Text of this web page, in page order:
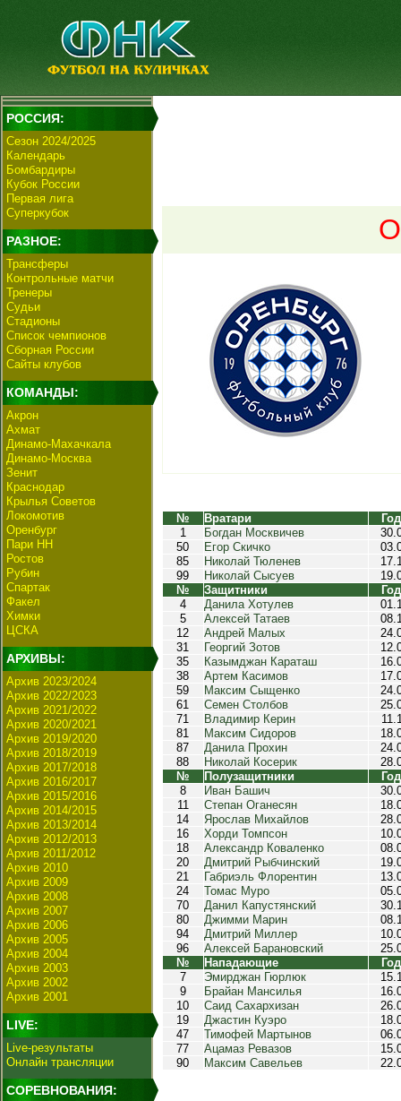
РОССИЯ:
Сезон 2024/2025
Календарь
Бомбардиры
Кубок России
Первая лига
Суперкубок
РАЗНОЕ:
Трансферы
Контрольные матчи
Тренеры
Судьи
Стадионы
Список чемпионов
Сборная России
Сайты клубов
КОМАНДЫ:
Акрон
Ахмат
Динамо-Махачкала
Динамо-Москва
Зенит
Краснодар
Крылья Советов
Локомотив
Оренбург
Пари НН
Ростов
Рубин
Спартак
Факел
Химки
ЦСКА
АРХИВЫ:
Архив 2023/2024
Архив 2022/2023
Архив 2021/2022
Архив 2020/2021
Архив 2019/2020
Архив 2018/2019
Архив 2017/2018
Архив 2016/2017
Архив 2015/2016
Архив 2014/2015
Архив 2013/2014
Архив 2012/2013
Архив 2011/2012
Архив 2010
Архив 2009
Архив 2008
Архив 2007
Архив 2006
Архив 2005
Архив 2004
Архив 2003
Архив 2002
Архив 2001
LIVE:
Live-результаты
Онлайн трансляции
СОРЕВНОВАНИЯ:
№ Вратари
1
Богдан Москвичев
50
Егор Скичко
85
Николай Тюленев
99
Николай Сысуев
№
Защитники
4
Данила Хотулев
5
Алексей Татаев
12
Андрей Малых
31
Георгий Зотов
35
Казымджан Караташ
38
Артем Касимов
59
Максим Сыщенко
61
Семен Столбов
71
Владимир Керин
81
Максим Сидоров
87
Данила Прохин
88
Николай Косерик
№
Полузащитники
8
Иван Башич
11
Степан Оганесян
14
Ярослав Михайлов
16
Хорди Томпсон
18
Александр Коваленко
20
Дмитрий Рыбчинский
21
Габриэль Флорентин
24
Томас Муро
70
Данил Капустянский
80
Джимми Марин
94
Дмитрий Миллер
96
Алексей Барановский
№
Нападающие
7
Эмирджан Гюрлюк
9
Брайан Мансилья
10
Саид Сахархизан
19
Джастин Куэро
47
Тимофей Мартынов
77
Ацамаз Ревазов
90
Максим Савельев